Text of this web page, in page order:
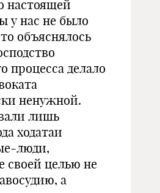
настоящей
у нас не было
объяснялось
процесса делало
ненужной.
лишь
ходатаи
люди,
своей целью не
а